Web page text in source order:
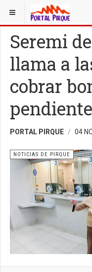
ESTÁ AQUÍ: NOTICIAS
Seremi
llama a
cobrar
PORTAL PIRQUE 04
NOTICIAS DE PIRQUE